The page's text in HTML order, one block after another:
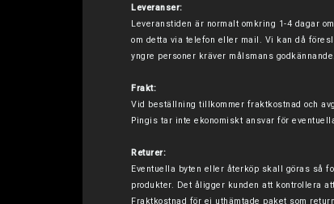
Leveranser:
Leveranstiden är normalt omkring 1-4 dagar
om detta via telefon eller mail. Vi kan då
yngre personer kräver målsmans godkännande.
Frakt:
Vid beställning tillkommer fraktkostnad och
Pingis tar inte ekonomiskt ansvar för
Returer:
Eventuella byten eller återköp skall göras så
produkter. Det åligger kunden att kontrollera
Fraktkostnad för ej uthämtade paket som